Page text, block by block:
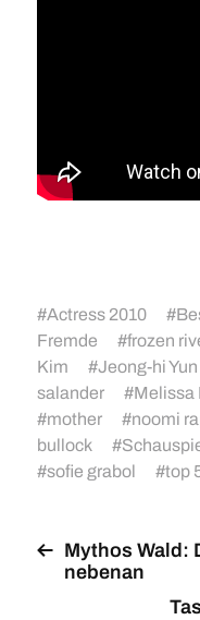
#Actress 2010 #
Fremde
#frozen
Kim
#Jeong-hi Yun
salander
#Melissa
#mother #noomi
bullock
#
#sofie grabol #top
Mythos Wald:
nebenan